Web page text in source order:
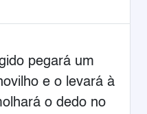
pegará um
e o levará à
o dedo no